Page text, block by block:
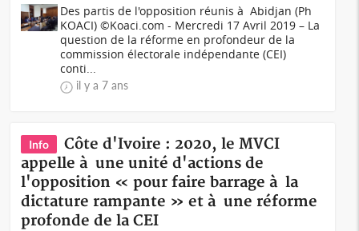
Des partis de l'opposition réunis à Abidjan (Ph
KOACI) ©Koaci.com - Mercredi 17 Avril 2019 – La
question de la réforme en profondeur de la
commission électorale indépendante (CEI)
conti...
il y a 7 ans
Info
Côte d'Ivoire : 2020, le MVCI
appelle à une unité d'actions de
l'opposition « pour faire barrage à la
dictature rampante » et à une réforme
profonde de la CEI